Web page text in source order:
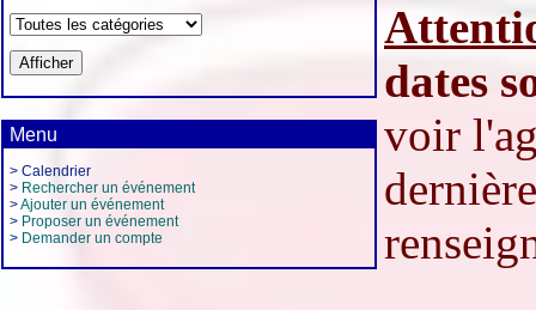
Menu
> Calendrier
> Rechercher un événement
>Ajouter un événement
> Proposer un événement
> Demander un compte
dates
voir